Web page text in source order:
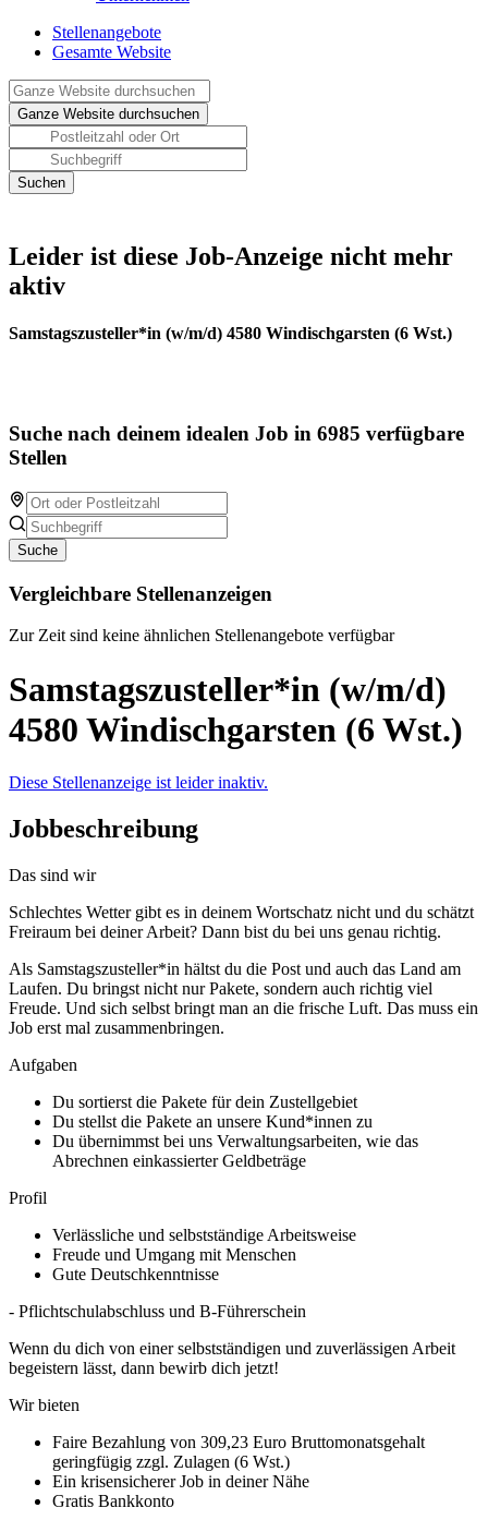
Stellenangebote
Gesamte Website
Leider ist diese Job-Anzeige nicht mehr
aktiv
Samstagszusteller*in (w/m/d) 4580 Windischgarsten (6 Wst.)
Suche nach deinem idealen Job in 6985 verfügbare
Stellen
Suche
Vergleichbare Stellenanzeigen
Zur Zeit sind keine ähnlichen Stellenangebote verfügbar
Samstagszusteller*in (w/m/d)
4580 Windischgarsten (6 Wst.)
Diese Stellenanzeige ist leider inaktiv.
Jobbeschreibung
Das sind wir
Schlechtes Wetter gibt es in deinem Wortschatz nicht und du schätzt
Freiraum bei deiner Arbeit? Dann bist du bei uns genau richtig.
Als Samstagszusteller*in hältst du die Post und auch das Land am
Laufen. Du bringst nicht nur Pakete, sondern auch richtig viel
Freude. Und sich selbst bringt man an die frische Luft. Das muss ein
Job erst mal zusammenbringen.
Aufgaben
Du sortierst die Pakete für dein Zustellgebiet
Du stellst die Pakete an unsere Kund*innen zu
Du übernimmst bei uns Verwaltungsarbeiten, wie das
Abrechnen einkassierter Geldbeträge
Profil
Verlässliche und selbstständige Arbeitsweise
Freude und Umgang mit Menschen
Gute Deutschkenntnisse
- Pflichtschulabschluss und B-Führerschein
Wenn du dich von einer selbstständigen und zuverlässigen Arbeit
begeistern lässt, dann bewirb dich jetzt!
Wir bieten
Faire Bezahlung von 309,23 Euro Bruttomonatsgehalt
geringfügig zzgl. Zulagen (6 Wst.)
Ein krisensicherer Job in deiner Nähe
Gratis Bankkonto